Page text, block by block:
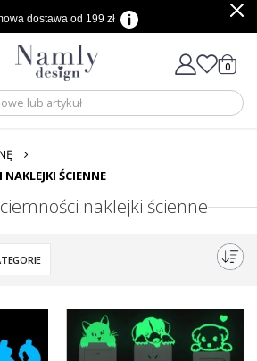
dostawa od 199 zł
Cart
0
ŚCIENNE
naklejki ścienne